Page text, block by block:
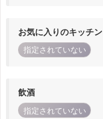
お気に入りのキッチン
指定されていない
飲酒
指定されていない